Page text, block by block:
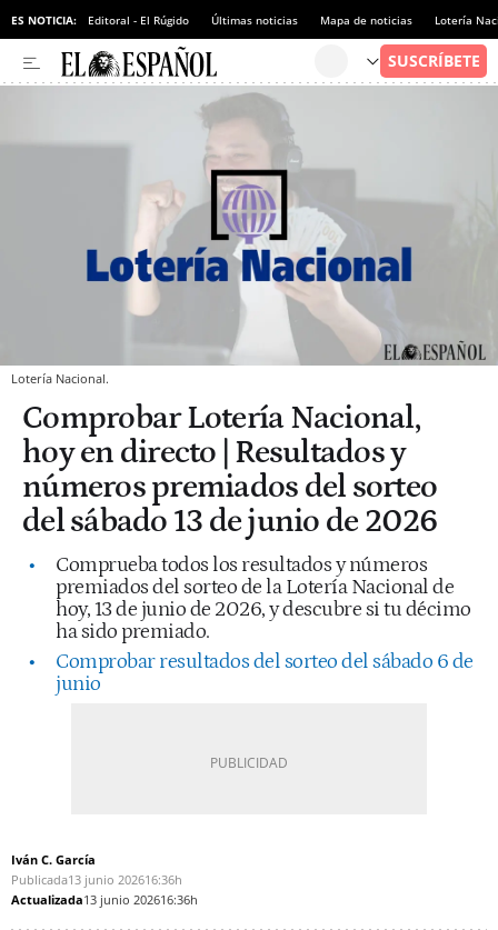
ES NOTICIA: Editoral - El Rúgido Últimas noticias Mapa de noticias Lotería
Lotería Nacional.
Comprobar Lotería Nacional,
hoy en directo | Resultados y
números premiados del sorteo
del sábado 13 de junio de 2026
Comprueba todos los resultados y números
premiados del sorteo de la Lotería Nacional de
hoy, 13 de junio de 2026, y descubre si tu décimo
ha sido premiado.
Comprobar resultados del sorteo del sábado 6 de
junio
Iván C. García
Publicada13 junio 202616:36h
Actualizada13 junio 202616:36h